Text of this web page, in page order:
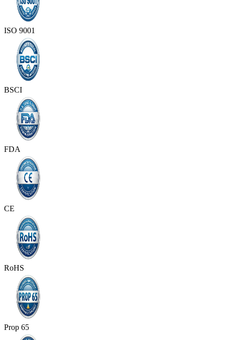
ISO 9001
BSCI
FDA
CE
RoHS
Prop 65